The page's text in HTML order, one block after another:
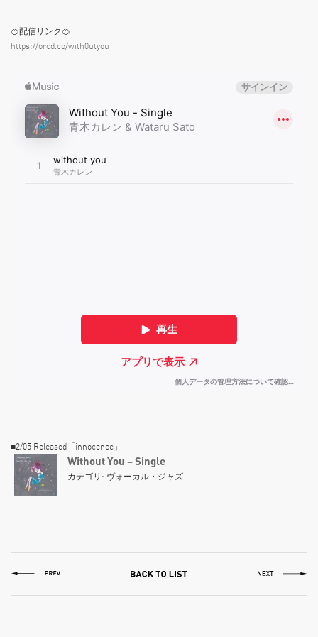
🍊配信リンク🍊
https://orcd.co/with0utyou
■2/05 Released「innocence」
Without You – Single
カテゴリ: ヴォーカル・ジャズ